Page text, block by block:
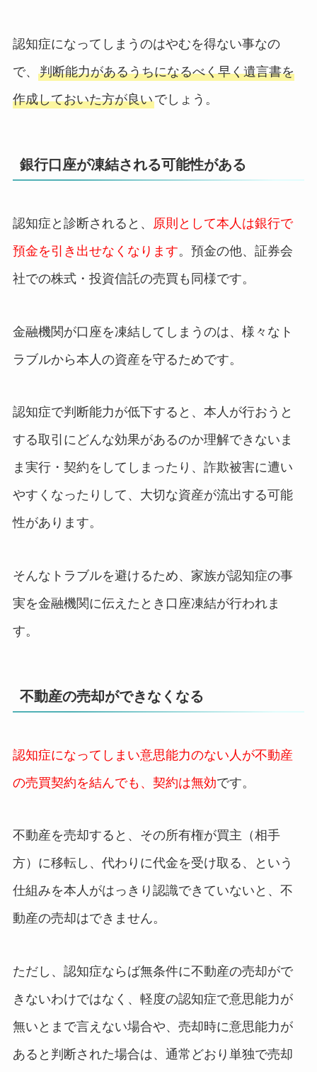
認知症になってしまうのはやむを得ない事なの
で、 判断能力があるうちになるべく早く遺言書を
作成しておいた方が良いでしょう。
銀行口座が凍結される可能性がある
認知症と診断されると、 原則として本人は銀行で
預金を引き出せなくなります。預金の他、証券会
社での株式・投資信託の売買も同様です。
金融機関が口座を凍結してしまうのは、様々なト
ラブルから本人の資産を守るためです。
認知症で判断能力が低下すると、本人が行おうと
する取引にどんな効果があるのか理解できないま
ま実行・契約をしてしまったり、詐欺被害に遭い
やすくなったりして、大切な資産が流出する可能
性があります。
そんなトラブルを避けるため、家族が認知症の事
実を金融機関に伝えたとき口座凍結が行われま
す。
不動産の売却ができなくなる
認知症になってしまい意思能力のない人が不動産
の売買契約を結んでも、契約は無効です。
不動産を売却すると、その所有権が買主（相手
方）に移転し、代わりに代金を受け取る、という
仕組みを本人がはっきり認識できていないと、不
動産の売却はできません。
ただし、認知症ならば無条件に不動産の売却がで
きないわけではなく、軽度の認知症で意思能力が
無いとまで言えない場合や、売却時に意思能力が
あると判断された場合は、通常どおり単独で売却